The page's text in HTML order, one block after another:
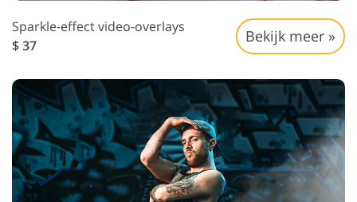
Sparkle-effect video-overlays
$ 37
Bekijk meer »